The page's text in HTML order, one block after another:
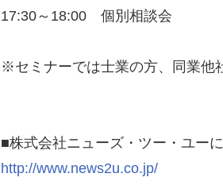
17:30～18:00 個別相談会
※セミナーでは士業の方、同業他
■株式会社ニューズ・ツー・ユー
http://www.news2u.co.jp/